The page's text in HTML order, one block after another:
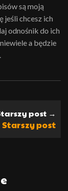
są moją
jeśli chcesz ich
odnośnik do ich
a będzie
post →
Starszy post